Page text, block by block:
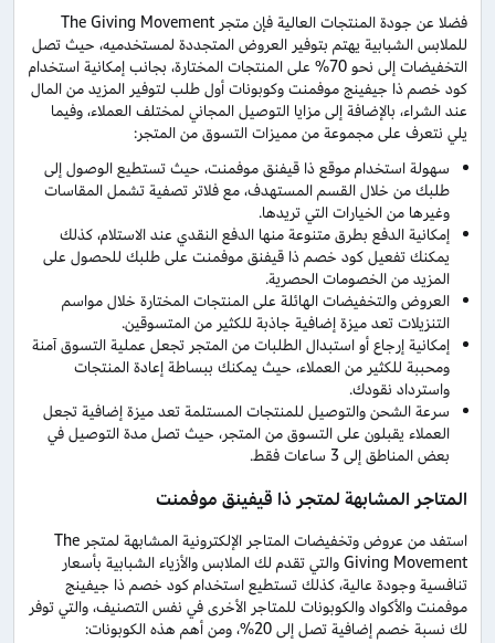
فضلا عن جودة المنتجات العالية فإن متجر The Giving Movement
للملابس الشبابية يهتم بتوفير العروض المتجددة لمستخدميه، حيث تصل
التخفيضات إلى نحو 70% على المنتجات المختارة، بجانب إمكانية استخدام
كود خصم ذا جيفينج موفمنت وكوبونات أول طلب لتوفير المزيد من المال
عند الشراء، بالإضافة إلى مزايا التوصيل المجاني لمختلف العملاء، وفيما
يلي نتعرف على مجموعة من مميزات التسوق من المتجر:
سهولة استخدام موقع ذا قيفنق موفمنت، حيث تستطيع الوصول إلى
طلبك من خلال القسم المستهدف، مع فلاتر تصفية تشمل المقاسات
وغيرها من الخيارات التي تريدها.
إمكانية الدفع بطرق متنوعة منها الدفع النقدي عند الاستلام، كذلك
يمكنك تفعيل كود خصم ذا قيفنق موفمنت على طلبك للحصول على
المزيد من الخصومات الحصرية.
العروض والتخفيضات الهائلة على المنتجات المختارة خلال مواسم
التنزيلات تعد ميزة إضافية جاذبة للكثير من المتسوقين.
إمكانية إرجاع أو استبدال الطلبات من المتجر تجعل عملية التسوق آمنة
ومحببة للكثير من العملاء، حيث يمكنك ببساطة إعادة المنتجات
واسترداد نقودك.
سرعة الشحن والتوصيل للمنتجات المستلمة تعد ميزة إضافية تجعل
العملاء يقبلون على التسوق من المتجر، حيث تصل مدة التوصيل في
بعض المناطق إلى 3 ساعات فقط.
المتاجر المشابهة لمتجر ذا قيفينق موفمنت
استفد من عروض وتخفيضات المتاجر الإلكترونية المشابهة لمتجر The
Giving Movement والتي تقدم لك الملابس والأزياء الشبابية بأسعار
تنافسية وجودة عالية، كذلك تستطيع استخدام كود خصم ذا جيفينج
موفمنت والأكواد والكوبونات للمتاجر الأخرى في نفس التصنيف، والتي توفر
لك نسبة خصم إضافية تصل إلى 20%، ومن أهم هذه الكوبونات: